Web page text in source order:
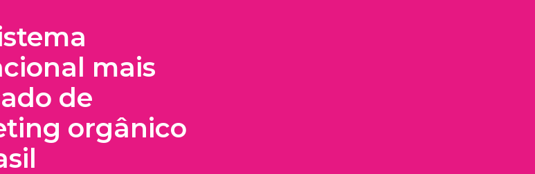
mais
de
orgânico